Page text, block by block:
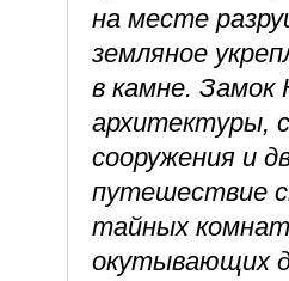
на месте
земляное
в камне. Замок
архитектуры,
сооружения и
путешествие
тайных
окутывающих